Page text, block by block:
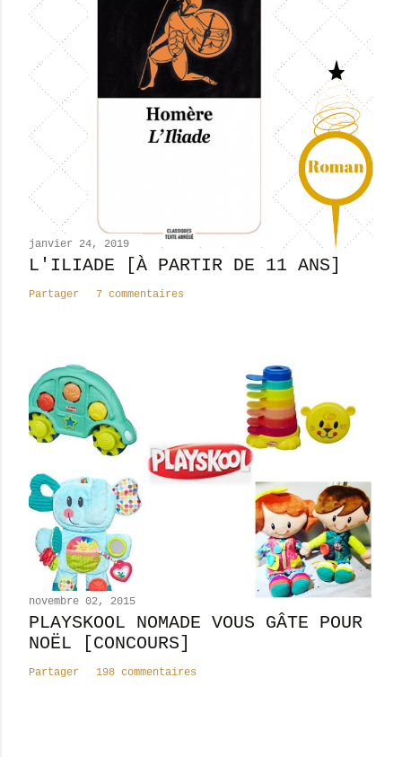
t
r
c
m
n
t
i
janvier 24, 2019
L'ILIADE [À PARTIR DE 11 ANS]
Partager 7 commentaires
novembre 02, 2015
PLAYSKOOL NOMADE VOUS GÂTE POUR
NOËL [CONCOURS]
Partager 198 commentaires